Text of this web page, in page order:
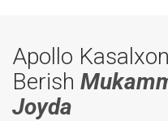
Apollo
Berish
Joyda